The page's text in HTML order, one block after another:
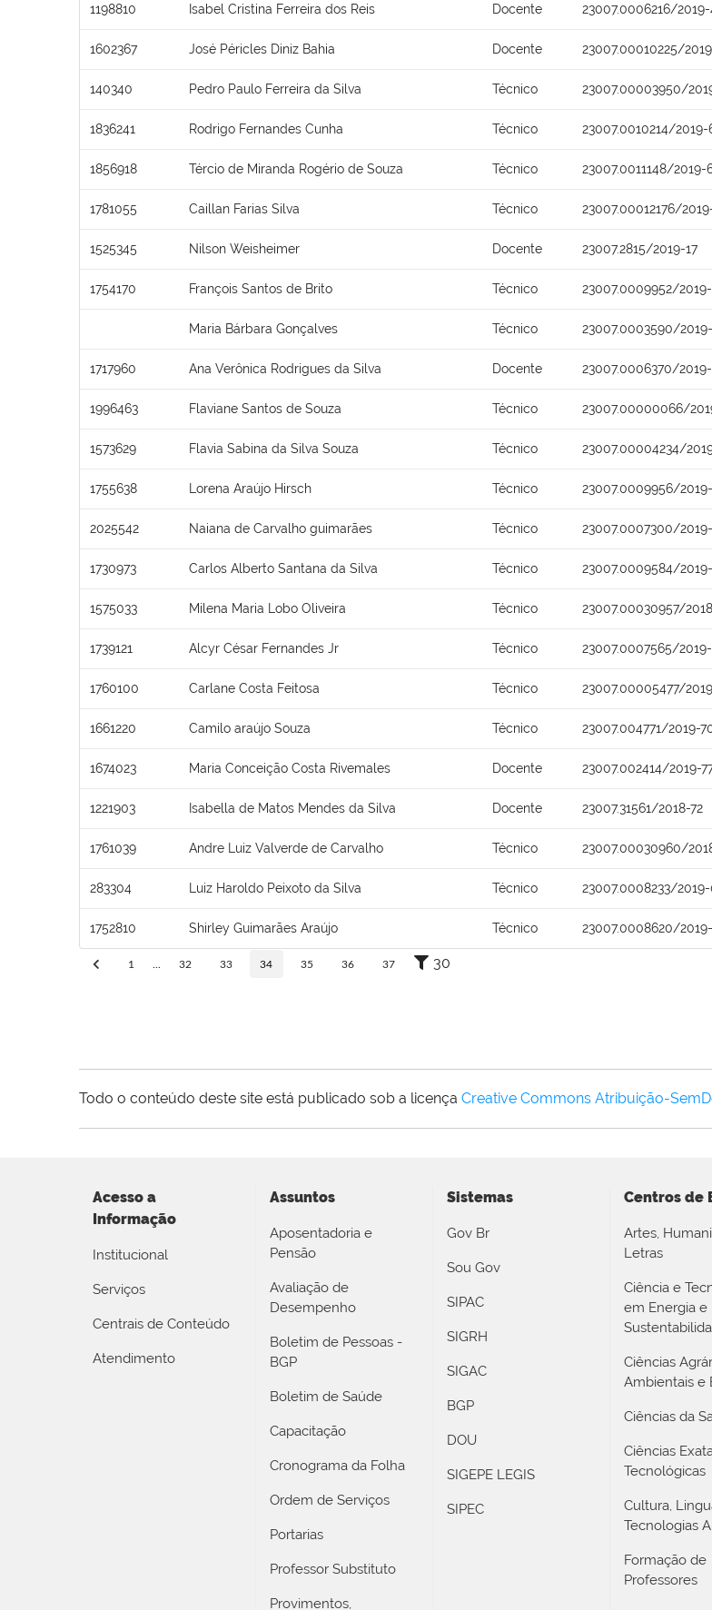
1198810 Isabel Cristina Ferreira dos Reis Docente 23007.0006216/
1602367 José Péricles Diniz Bahia Docente 23007.00010225/
140340 Pedro Paulo Ferreira da Silva Técnico 23007.00003950/
1836241 Rodrigo Fernandes Cunha Técnico 23007.0010214/2019-
1856918 Tércio de Miranda Rogério de Souza Técnico 23007.0011148/2019-
1781055 Caillan Farias Silva Técnico 23007.00012176/
1525345 Nilson Weisheimer Docente 23007.2815/2019-17
1754170 François Santos de Brito Técnico 23007.0009952/
Maria Bárbara Gonçalves Técnico 23007.0003590/
1717960 Ana Verônica Rodrigues da Silva Docente 23007.0006370/
1996463 Flaviane Santos de Souza Técnico 23007.00000066/
1573629 Flavia Sabina da Silva Souza Técnico 23007.00004234/
1755638 Lorena Araújo Hirsch Técnico 23007.0009956/
2025542 Naiana de Carvalho guimarães Técnico 23007.0007300/
1730973 Carlos Alberto Santana da Silva Técnico 23007.0009584/
1575033 Milena Maria Lobo Oliveira Técnico 23007.00030957/
1739121 Alcyr César Fernandes Jr Técnico 23007.0007565/
1760100 Carlane Costa Feitosa Técnico 23007.00005477/
1661220 Camilo araújo Souza Técnico 23007.004771/2019-
1674023 Maria Conceição Costa Rivemales Docente 23007.002414/2019-
1221903 Isabella de Matos Mendes da Silva Docente 23007.31561/2018-72
1761039 Andre Luiz Valverde de Carvalho Técnico 23007.00030960/
283304 Luiz Haroldo Peixoto da Silva Técnico 23007.0008233/
1752810 Shirley Guimarães Araújo Técnico 23007.0008620/
1 32 33 34 35 36 37 30
Todo o conteúdo deste site está publicado sob a licença Creative Commons Atribuição-
Acesso a
Informação
Institucional
Serviços
Centrais de Conteúdo
Atendimento
Assuntos
Aposentadoria e
Pensão
Avaliação de
Desempenho
Boletim de Pessoas -
BGP
Boletim de Saúde
Capacitação
Cronograma da Folha
Ordem de Serviços
Portarias
Professor Substituto
Provimentos,
Sistemas
Gov Br
Sou Gov
SIPAC
SIGRH
SIGAC
BGP
DOU
SIGEPE LEGIS
SIPEC
Centros de
Artes,
Letras
Ciência e
em Energia e
Ciências
Ambientais e
Ciências da
Ciências
Tecnológicas
Cultura,
Tecnologias
Formação de
Professores